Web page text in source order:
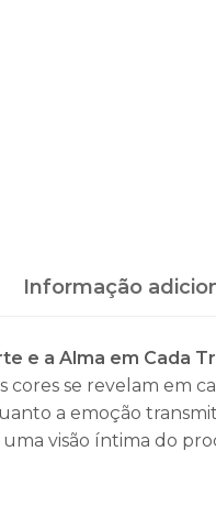
Informação
e a Alma em Cada
cores se revelam em
a emoção
visão íntima do